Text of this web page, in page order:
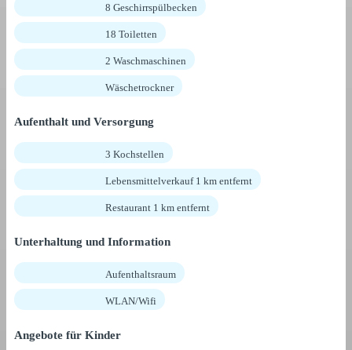
8 Geschirrspülbecken
18 Toiletten
2 Waschmaschinen
Wäschetrockner
Aufenthalt und Versorgung
3 Kochstellen
Lebensmittelverkauf 1 km entfernt
Restaurant 1 km entfernt
Unterhaltung und Information
Aufenthaltsraum
WLAN/Wifi
Angebote für Kinder